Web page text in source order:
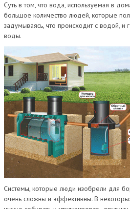
Суть в том, что вода, используемая в
большое количество людей, которые
задумываясь, что происходит с водой, и
воды.
Системы, которые люди изобрели для
очень сложны и эффективны. В